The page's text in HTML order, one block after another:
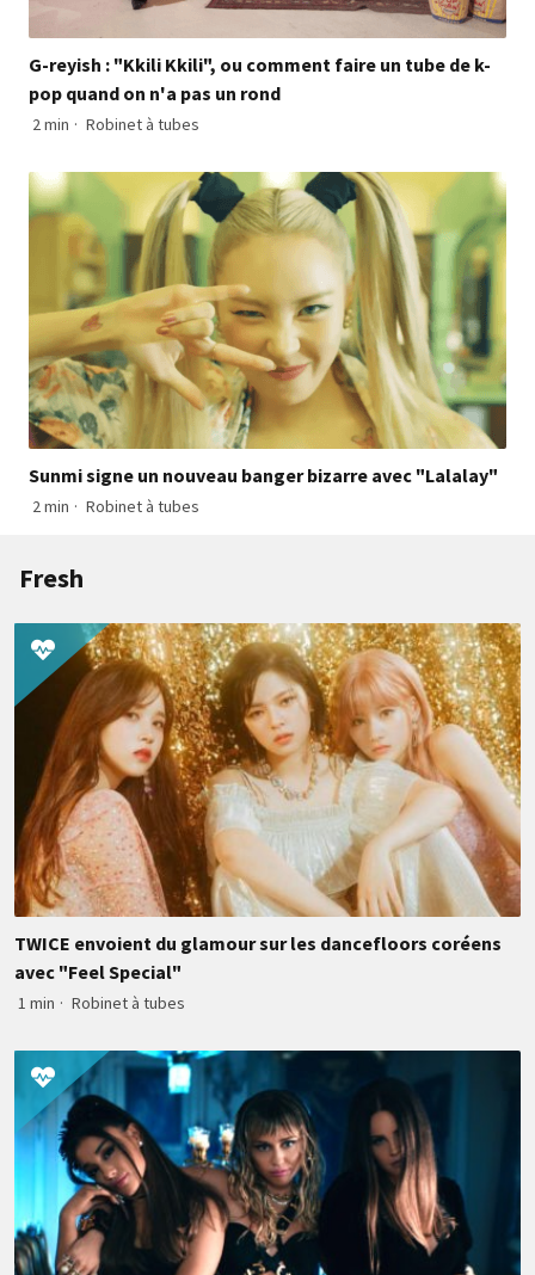
G-reyish : "Kkili Kkili", ou comment faire un tube de k-
pop quand on n'a pas un rond
2 min · Robinet à tubes
Sunmi signe un nouveau banger bizarre avec "Lalalay"
2 min · Robinet à tubes
Fresh
TWICE envoient du glamour sur les dancefloors coréens
avec "Feel Special"
1 min · Robinet à tubes